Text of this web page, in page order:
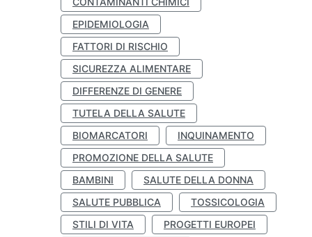
EPIDEMIOLOGIA
FATTORI DI RISCHIO
SICUREZZA ALIMENTARE
DIFFERENZE DI GENERE
TUTELA DELLA SALUTE
BIOMARCATORI
INQUINAMENTO
PROMOZIONE DELLA SALUTE
BAMBINI
SALUTE DELLA DONNA
SALUTE PUBBLICA
TOSSICOLOGIA
STILI DI VITA
PROGETTI EUROPEI